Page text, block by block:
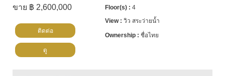
ขาย ฿ 2,600,000
4
วิว สระว่ายน้ำ
ชื่อไทย
ติดต่อ
ดู